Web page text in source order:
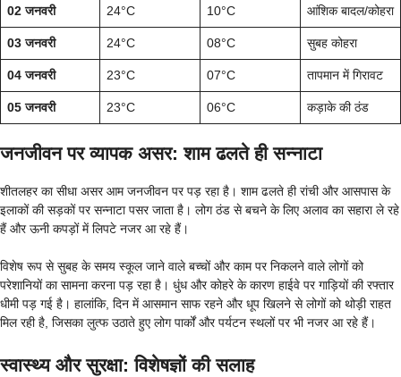
02 जनवरी 24°C 10°C आंशिक बादल/कोहरा
03 जनवरी 24°C 08°C सुबह कोहरा
04 जनवरी 23°C 07°C तापमान में गिरावट
05 जनवरी 23°C 06°C कड़ाके की ठंड
जनजीवन पर व्यापक असर: शाम ढलते ही सन्नाटा
शीतलहर का सीधा असर आम जनजीवन पर पड़ रहा है। शाम ढलते ही रांची और आसपास के
इलाकों की सड़कों पर सन्नाटा पसर जाता है। लोग ठंड से बचने के लिए अलाव का सहारा ले रहे
हैं और ऊनी कपड़ों में लिपटे नजर आ रहे हैं।
विशेष रूप से सुबह के समय स्कूल जाने वाले बच्चों और काम पर निकलने वाले लोगों को
परेशानियों का सामना करना पड़ रहा है। धुंध और कोहरे के कारण हाईवे पर गाड़ियों की रफ्तार
धीमी पड़ गई है। हालांकि, दिन में आसमान साफ रहने और धूप खिलने से लोगों को थोड़ी राहत
मिल रही है, जिसका लुत्फ उठाते हुए लोग पार्कों और पर्यटन स्थलों पर भी नजर आ रहे हैं।
स्वास्थ्य और सुरक्षा: विशेषज्ञों की सलाह